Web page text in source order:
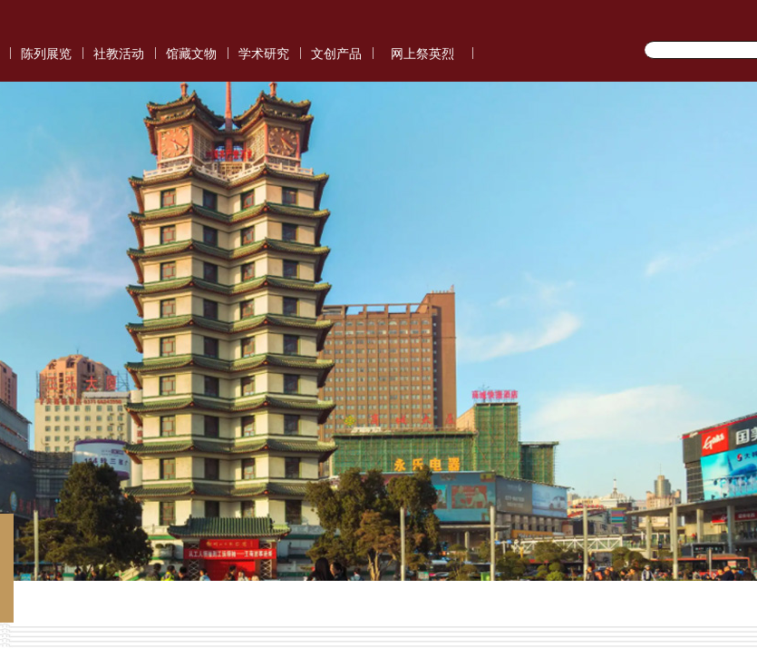
陈列展览 社教活动 馆藏文物 学术研究 文创产品 网上祭英烈